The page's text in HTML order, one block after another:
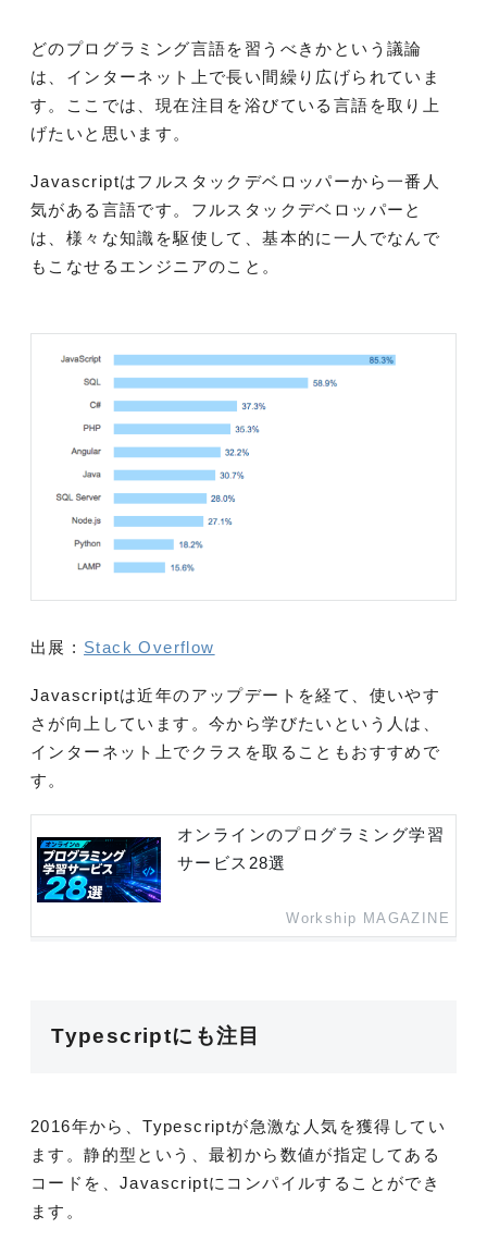
どのプログラミング言語を習うべきかという議論
は、インターネット上で長い間繰り広げられていま
す。
ここでは、現在注目を浴びている言語を取り上
げたいと思います。
Javascriptはフルスタックデベロッパーから一番人
気がある言語です。 フルスタックデベロッパーと
は、様々な知識を駆使して、基本的に一人でなんで
もこなせるエンジニアのこと。
出展 : Stack Overflow
Javascriptは近年のアップデートを経て、使いやす
さが向上しています。 今から学びたいという人は、
インターネット上でクラスを取ることもおすすめで
す。
オンラインのプログラミング学習
サービス28選
Workship MAGAZINE
Typescriptにも注目
2016年から、Typescriptが急激な人気を獲得してい
ます。静的型という、最初から数値が指定してある
コードを、Javascriptにコンパイルすることができ
ます。